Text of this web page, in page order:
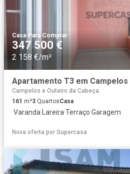
Casa·Para Comprar
347 500 €
2 158 €/m²
Campelos e Outeiro da Cabeça
161 m²3 QuartosCasa
·Varanda·Lareira·Terraço·Garagem
Nova oferta por Supercasa